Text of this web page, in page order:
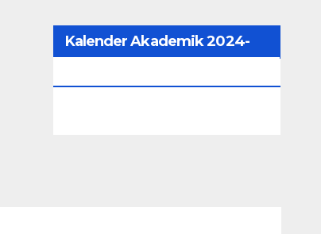
Kalender Akademik 2024-